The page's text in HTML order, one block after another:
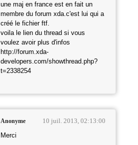
une maj en france est en fait un
membre du forum xda.c'est lui qui a
créé le fichier ftf.
voila le lien du thread si vous
voulez avoir plus d'infos
http://forum.xda-
developers.com/showthread.php?
t=2338254
Anonyme 10 juil. 2013, 02:13:00
Merci